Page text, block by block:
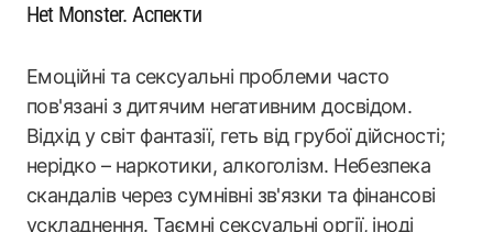
Het Monster. Аспекти
Емоційні та сексуальні проблеми часто
пов'язані з дитячим негативним досвідом.
Відхід у світ фантазії, геть від грубої дійсності;
нерідко – наркотики, алкоголізм. Небезпека
скандалів через сумнівні зв'язки та фінансові
ускладнення. Таємні сексуальні оргії, іноді